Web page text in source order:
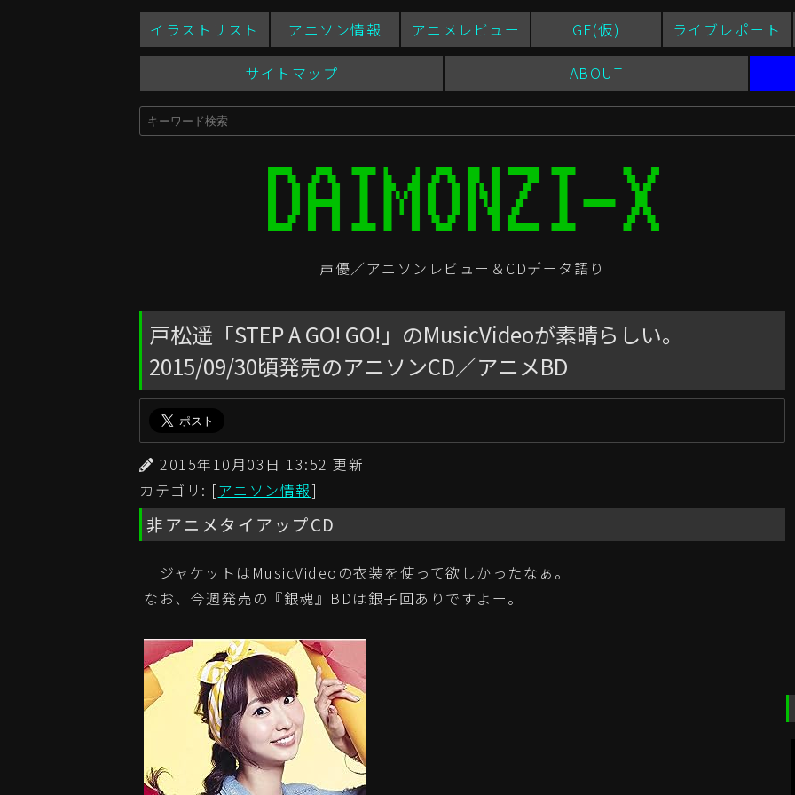
イラストリスト アニソン情報 アニメレビュー GF(仮) ライブレポート
サイトマップ ABOUT
声優／アニソンレビュー＆CDデータ語り
戸松遥「STEP A GO! GO!」のMusicVideoが素晴らしい。
2015/09/30頃発売のアニソンCD／アニメBD
2015年10月03日 13:52 更新
カテゴリ: [アニソン情報]
非アニメタイアップCD
ジャケットはMusicVideoの衣装を使って欲しかったなぁ。
なお、今週発売の『銀魂』BDは銀子回ありですよー。